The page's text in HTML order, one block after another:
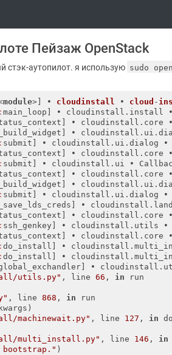
Пейзаж OpenStack
стэк-аутопилот. я использую sudo
module>] • cloudinstall • cloud -
main_loop] • cloudinstall.install
• cloudinstall.core
_build_widget] •
submit] • cloudinstall.ui.dialog •
• cloudinstall.core •
submit] • cloudinstall.ui •
• cloudinstall.core
_build_widget] •
submit] • cloudinstall.ui.dialog •
_save_lds_creds] •
• cloudinstall.core
ssh_genkey] • cloudinstall.utils •
• cloudinstall.core •
do_install] •
do_install] •
•
utils.py" , line 66 , in run
, line 868 , in run
machinewait.py" , line 127 , in
multi_install.py" , line 146 , in